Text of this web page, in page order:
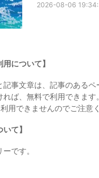
2026-08-06
用について】
記事文章は、記事のあるペ
れば、無料で利用できます。
用できませんのでご注意
いて】
です。